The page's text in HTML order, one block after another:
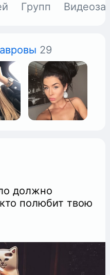
Групп
29
должно
полюбит твою